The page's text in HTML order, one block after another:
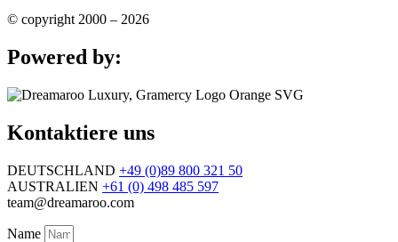
© copyright 2000 – 2026
Powered by:
Kontaktiere uns
DEUTSCHLAND +49 (0)89 800 321 50
AUSTRALIEN +61 (0) 498 485 597
team@dreamaroo.com
Name